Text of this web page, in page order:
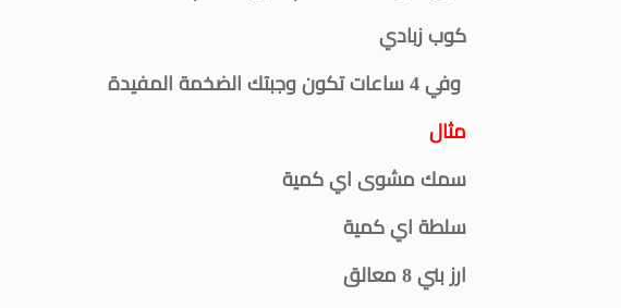
كوب زبادي
مثال
سمك مشوى اي كمية
سلطة اي كمية
ارز بني 8 معالق